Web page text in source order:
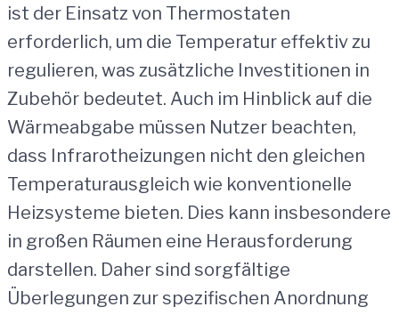
ist der Einsatz von Thermostaten
erforderlich, um die Temperatur effektiv zu
regulieren, was zusätzliche Investitionen in
Zubehör bedeutet. Auch im Hinblick auf die
Wärmeabgabe müssen Nutzer beachten,
dass Infrarotheizungen nicht den gleichen
Temperaturausgleich wie konventionelle
Heizsysteme bieten. Dies kann insbesondere
in großen Räumen eine Herausforderung
darstellen. Daher sind sorgfältige
Überlegungen zur spezifischen Anordnung